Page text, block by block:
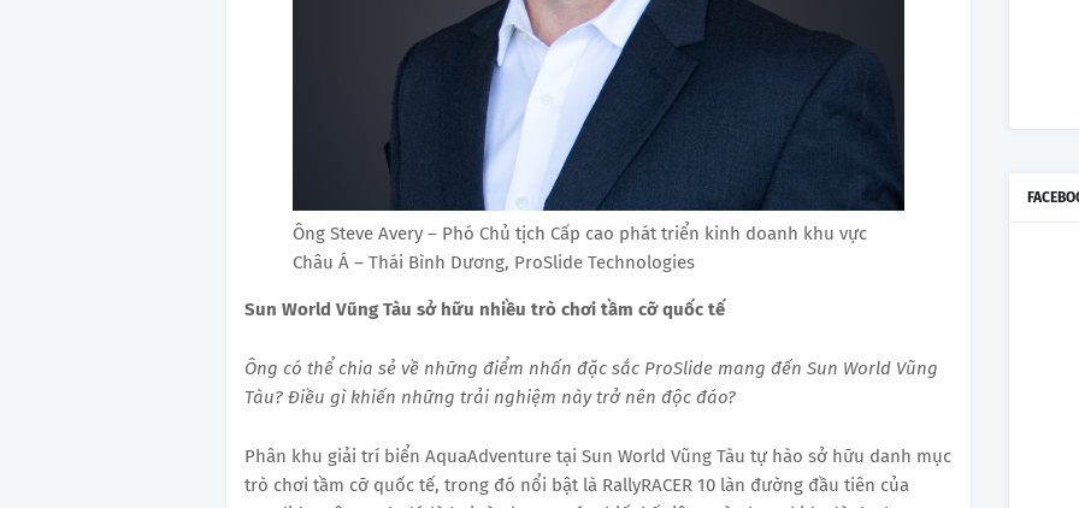
Ông Steve Avery – Phó Chủ tịch Cấp cao phát triển kinh doanh khu vực
Châu Á – Thái Bình Dương, ProSlide Technologies
Sun World Vũng Tàu sở hữu nhiều trò chơi tầm cỡ quốc tế
Ông có thể chia sẻ về những điểm nhấn đặc sắc ProSlide mang đến Sun World Vũng
Tàu? Điều gì khiến những trải nghiệm này trở nên độc đáo?
Phân khu giải trí biển AquaAdventure tại Sun World Vũng Tàu tự hào sở hữu danh mục
trò chơi tầm cỡ quốc tế, trong đó nổi bật là RallyRACER 10 làn đường đầu tiên của